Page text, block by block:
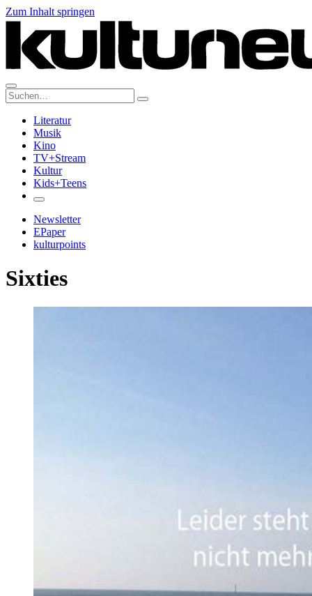
Zum Inhalt springen
Suche:
Literatur
Musik
Kino
TV+Stream
Kultur
Kids+Teens
Newsletter
EPaper
kulturpoints
Sixties